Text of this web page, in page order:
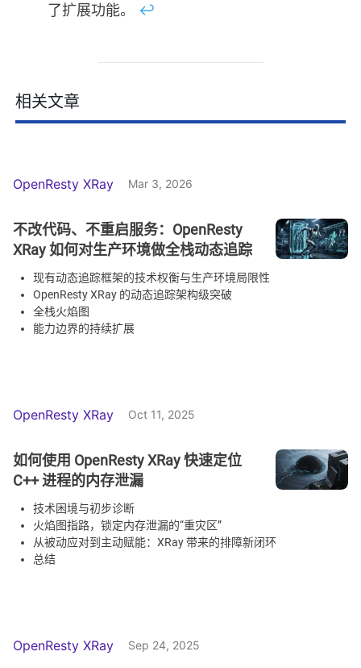
了扩展功能。 ↩︎
相关文章
OpenResty XRay Mar 3, 2026
不改代码、不重启服务：OpenResty
XRay 如何对生产环境做全栈动态追踪
现有动态追踪框架的技术权衡与生产环境局限性
OpenResty XRay 的动态追踪架构级突破
全栈火焰图
能力边界的持续扩展
OpenResty XRay Oct 11, 2025
如何使用 OpenResty XRay 快速定位
C++ 进程的内存泄漏
技术困境与初步诊断
火焰图指路，锁定内存泄漏的“重灾区”
从被动应对到主动赋能：XRay 带来的排障新闭环
总结
OpenResty XRay Sep 24, 2025